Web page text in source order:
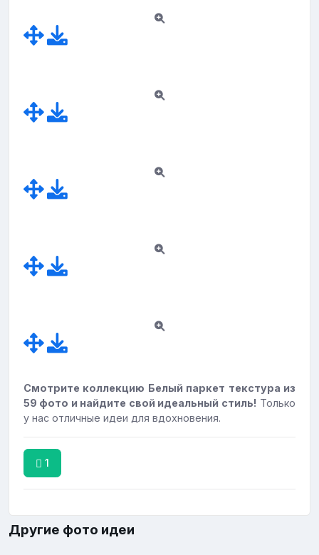
Смотрите коллекцию Белый паркет текстура из
59 фото и найдите свой идеальный стиль! Только
у нас отличные идеи для вдохновения.
1
Другие фото идеи